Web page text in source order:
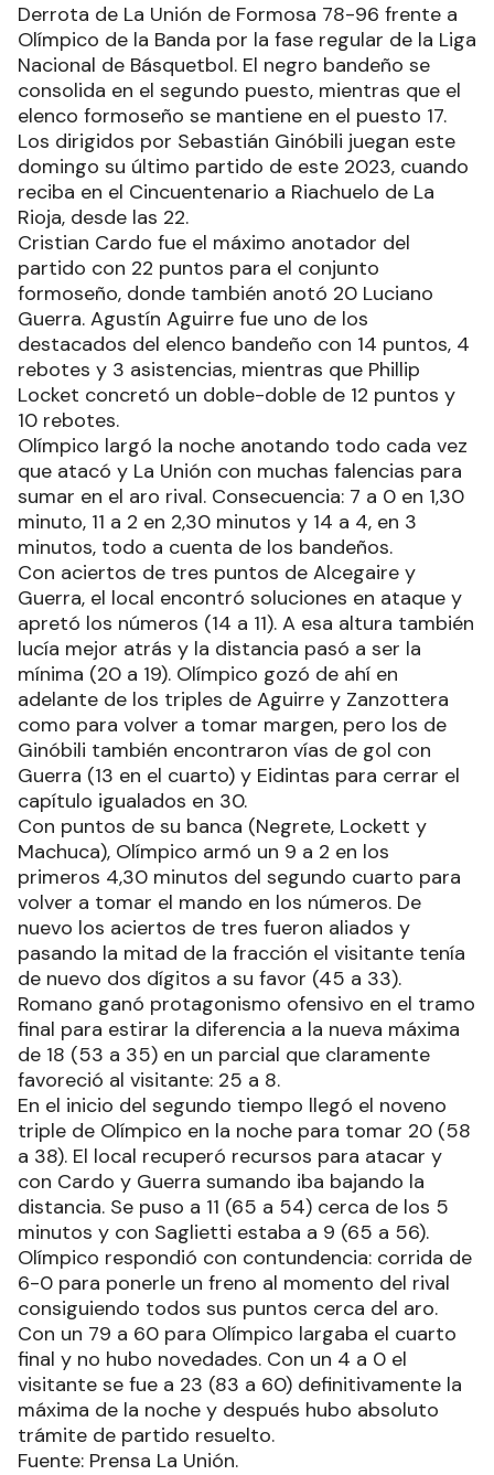
Derrota de La Unión de Formosa 78-96 frente a
Olímpico de la Banda por la fase regular de la Liga
Nacional de Básquetbol. El negro bandeño se
consolida en el segundo puesto, mientras que el
elenco formoseño se mantiene en el puesto 17.
Los dirigidos por Sebastián Ginóbili juegan este
domingo su último partido de este 2023, cuando
reciba en el Cincuentenario a Riachuelo de La
Rioja, desde las 22.
Cristian Cardo fue el máximo anotador del
partido con 22 puntos para el conjunto
formoseño, donde también anotó 20 Luciano
Guerra. Agustín Aguirre fue uno de los
destacados del elenco bandeño con 14 puntos, 4
rebotes y 3 asistencias, mientras que Phillip
Locket concretó un doble-doble de 12 puntos y
10 rebotes.
Olímpico largó la noche anotando todo cada vez
que atacó y La Unión con muchas falencias para
sumar en el aro rival. Consecuencia: 7 a 0 en 1,30
minuto, 11 a 2 en 2,30 minutos y 14 a 4, en 3
minutos, todo a cuenta de los bandeños.
Con aciertos de tres puntos de Alcegaire y
Guerra, el local encontró soluciones en ataque y
apretó los números (14 a 11). A esa altura también
lucía mejor atrás y la distancia pasó a ser la
mínima (20 a 19). Olímpico gozó de ahí en
adelante de los triples de Aguirre y Zanzottera
como para volver a tomar margen, pero los de
Ginóbili también encontraron vías de gol con
Guerra (13 en el cuarto) y Eidintas para cerrar el
capítulo igualados en 30.
Con puntos de su banca (Negrete, Lockett y
Machuca), Olímpico armó un 9 a 2 en los
primeros 4,30 minutos del segundo cuarto para
volver a tomar el mando en los números. De
nuevo los aciertos de tres fueron aliados y
pasando la mitad de la fracción el visitante tenía
de nuevo dos dígitos a su favor (45 a 33).
Romano ganó protagonismo ofensivo en el tramo
final para estirar la diferencia a la nueva máxima
de 18 (53 a 35) en un parcial que claramente
favoreció al visitante: 25 a 8.
En el inicio del segundo tiempo llegó el noveno
triple de Olímpico en la noche para tomar 20 (58
a 38). El local recuperó recursos para atacar y
con Cardo y Guerra sumando iba bajando la
distancia. Se puso a 11 (65 a 54) cerca de los 5
minutos y con Saglietti estaba a 9 (65 a 56).
Olímpico respondió con contundencia: corrida de
6-0 para ponerle un freno al momento del rival
consiguiendo todos sus puntos cerca del aro.
Con un 79 a 60 para Olímpico largaba el cuarto
final y no hubo novedades. Con un 4 a 0 el
visitante se fue a 23 (83 a 60) definitivamente la
máxima de la noche y después hubo absoluto
trámite de partido resuelto.
Fuente: Prensa La Unión.